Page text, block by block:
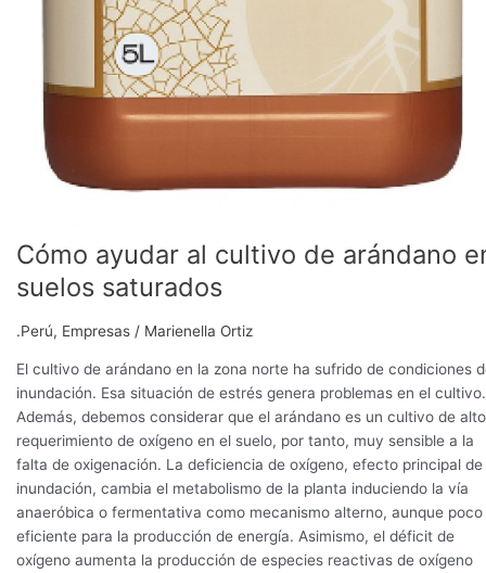
Cómo ayudar al cultivo de arándano
suelos saturados
.Perú, Empresas / Marienella Ortiz
El cultivo de arándano en la zona norte ha sufrido de condiciones
inundación. Esa situación de estrés genera problemas en el cultivo.
Además, debemos considerar que el arándano es un cultivo de alto
requerimiento de oxígeno en el suelo, por tanto, muy sensible a la
falta de oxigenación. La deficiencia de oxígeno, efecto principal de
inundación, cambia el metabolismo de la planta induciendo la vía
anaeróbica o fermentativa como mecanismo alterno, aunque poco
eficiente para la producción de energía. Asimismo, el déficit de
oxígeno aumenta la producción de especies reactivas de oxígeno